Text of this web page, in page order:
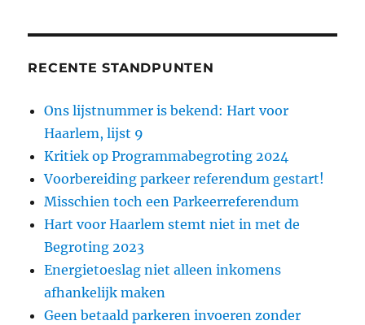
RECENTE STANDPUNTEN
Ons lijstnummer is bekend: Hart voor
Haarlem, lijst 9
Kritiek op Programmabegroting 2024
Voorbereiding parkeer referendum gestart!
Misschien toch een Parkeerreferendum
Hart voor Haarlem stemt niet in met de
Begroting 2023
Energietoeslag niet alleen inkomens
afhankelijk maken
Geen betaald parkeren invoeren zonder